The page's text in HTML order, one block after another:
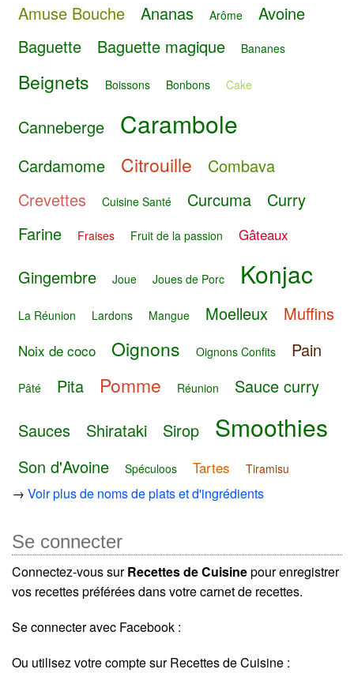
Amuse Bouche Ananas Arôme
Avoine
Baguette
Baguette magique Bananes
Beignets Boissons Bonbons Cake
Canneberge Carambole
Cardamome Citrouille
Combava
Crevettes
Cuisine Santé Curcuma
Curry
Farine
Fraises Fruit de la passion Gâteaux
Gingembre Joue Joues de Porc Konjac
La Réunion Lardons Mangue Moelleux Muffins
Noix de coco Oignons Oignons Confits Pain
Pâté Pita Pomme Réunion
Sauce curry
Sauces
Shirataki Sirop Smoothies
Son d'Avoine Spéculoos Tartes Tiramisu
→ Voir plus de noms de plats et d'ingrédients
Se connecter
Connectez-vous surRecettes de Cuisinepour enregistrer
vos recettes préférées dans votre carnet de recettes.
Se connecter avec Facebook :
Ou utilisez votre compte sur Recettes de Cuisine :